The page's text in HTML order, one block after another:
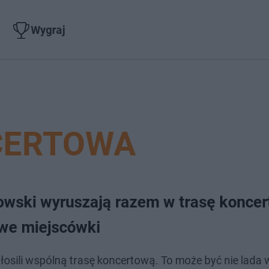
Wygraj
wyruszają razem w trasę
miejscówki